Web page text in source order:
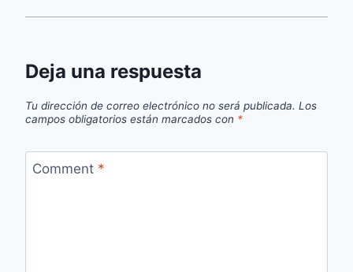
Deja una respuesta
Tu dirección de correo electrónico no será publicada. Los
campos obligatorios están marcados con *
Comment *